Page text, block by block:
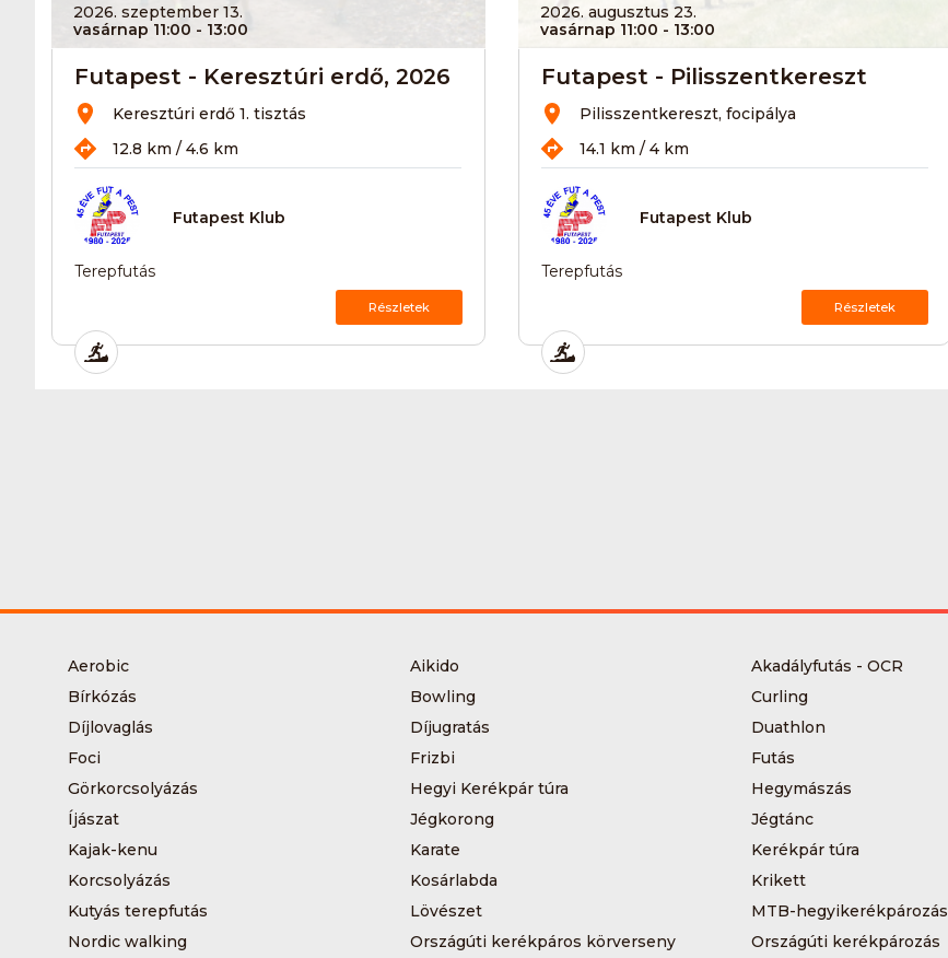
2026. szeptember 13.
vasárnap 11:00 - 13:00
Futapest - Keresztúri erdő, 2026
Keresztúri erdő 1. tisztás
12.8 km / 4.6 km
Futapest Klub
Terepfutás
Részletek
2026. augusztus 23.
vasárnap 11:00 - 13:00
Futapest - Pilisszentkereszt
Pilisszentkereszt, focipálya
14.1 km / 4 km
Futapest Klub
Terepfutás
Részletek
Aerobic Aikido Akadályfutás - OCR
Bírkózás
Bowling Curling
Díjlovaglás
Díjugratás Duathlon
Foci
Frizbi Futás
Görkorcsolyázás
Hegyi Kerékpár túra Hegymászás
Íjászat
Jégkorong Jégtánc
Kajak-kenu
Karate Kerékpár túra
Korcsolyázás
Kosárlabda Krikett
Kutyás terepfutás
Lövészet MTB-hegyikerékpározás
Nordic walking
Országúti kerékpáros körverseny Országúti kerékpározás